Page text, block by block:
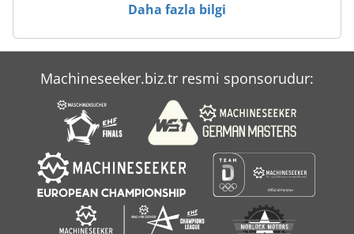
Daha fazla bilgi
Machineseeker.biz.tr resmi sponsorudur: